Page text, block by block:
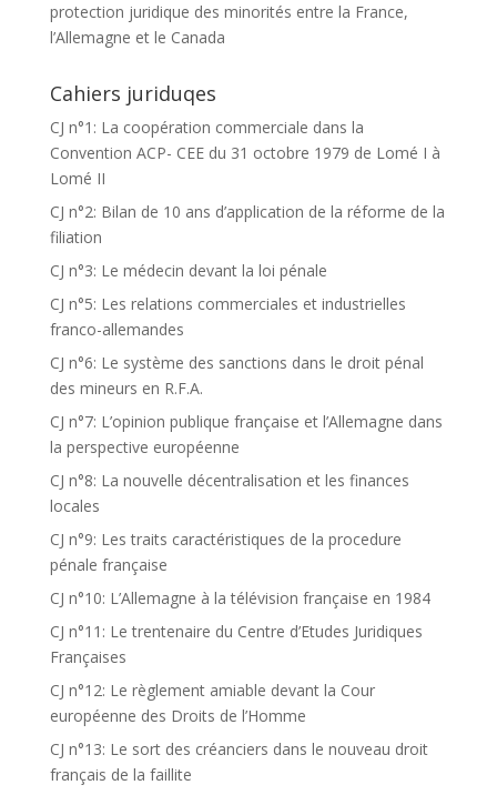
protection juridique des minorités entre la France,
l’Allemagne et le Canada
Cahiers juriduqes
CJ n°1: La coopération commerciale dans la
Convention ACP- CEE du 31 octobre 1979 de Lomé I à
Lomé II
CJ n°2: Bilan de 10 ans d’application de la réforme de la
filiation
CJ n°3: Le médecin devant la loi pénale
CJ n°5: Les relations commerciales et industrielles
franco-allemandes
CJ n°6: Le système des sanctions dans le droit pénal
des mineurs en R.F.A.
CJ n°7: L’opinion publique française et l’Allemagne dans
la perspective européenne
CJ n°8: La nouvelle décentralisation et les finances
locales
CJ n°9: Les traits caractéristiques de la procedure
pénale française
CJ n°10: L’Allemagne à la télévision française en 1984
CJ n°11: Le trentenaire du Centre d’Etudes Juridiques
Françaises
CJ n°12: Le règlement amiable devant la Cour
européenne des Droits de l’Homme
CJ n°13: Le sort des créanciers dans le nouveau droit
français de la faillite